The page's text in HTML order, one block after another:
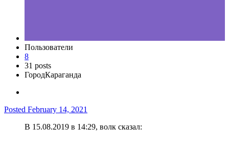
Пользователи
8
31 posts
ГородКараганда
Posted February 14, 2021
В 15.08.2019 в 14:29, волк сказал: